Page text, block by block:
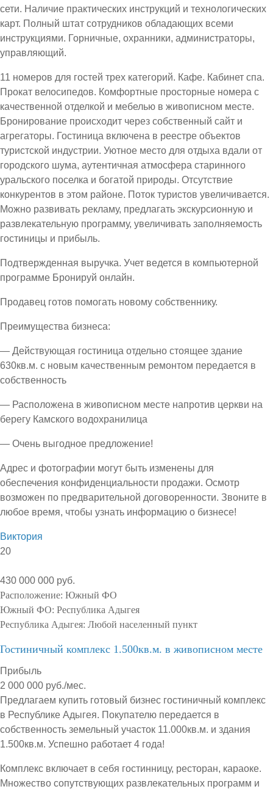
сети. Наличие практических инструкций и технологических
карт. Полный штат сотрудников обладающих всеми
инструкциями. Горничные, охранники, администраторы,
управляющий.
11 номеров для гостей трех категорий. Кафе. Кабинет спа.
Прокат велосипедов. Комфортные просторные номера с
качественной отделкой и мебелью в живописном месте.
Бронирование происходит через собственный сайт и
агрегаторы. Гостиница включена в реестре объектов
туристской индустрии. Уютное место для отдыха вдали от
городского шума, аутентичная атмосфера старинного
уральского поселка и богатой природы. Отсутствие
конкурентов в этом районе. Поток туристов увеличивается.
Можно развивать рекламу, предлагать экскурсионную и
развлекательную программу, увеличивать заполняемость
гостиницы и прибыль.
Подтвержденная выручка. Учет ведется в компьютерной
программе Бронируй онлайн.
Продавец готов помогать новому собственнику.
Преимущества бизнеса:
— Действующая гостиница отдельно стоящее здание
630кв.м. с новым качественным ремонтом передается в
собственность
— Расположена в живописном месте напротив церкви на
берегу Камского водохранилица
— Очень выгодное предложение!
Адрес и фотографии могут быть изменены для
обеспечения конфиденциальности продажи. Осмотр
возможен по предварительной договоренности. Звоните в
любое время, чтобы узнать информацию о бизнесе!
Виктория
20
430 000 000 руб.
Расположение: Южный ФО
Южный ФО: Республика Адыгея
Республика Адыгея: Любой населенный пункт
Гостиничный комплекс 1.500кв.м. в живописном месте
Прибыль
2 000 000 руб./мес.
Предлагаем купить готовый бизнес гостиничный комплекс
в Республике Адыгея. Покупателю передается в
собственность земельный участок 11.000кв.м. и здания
1.500кв.м. Успешно работает 4 года!
Комплекс включает в себя гостинницу, ресторан, караоке.
Множество сопутствующих развлекательных программ и